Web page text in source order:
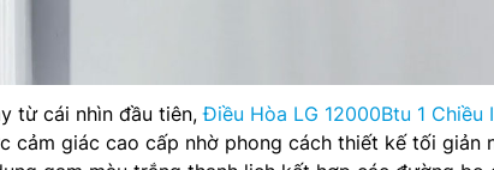
từ cái nhìn đầu tiên,Điều Hòa LG 12000Btu 1 Chiều
cảm giác cao cấp nhờ phong cách thiết kế tối giản